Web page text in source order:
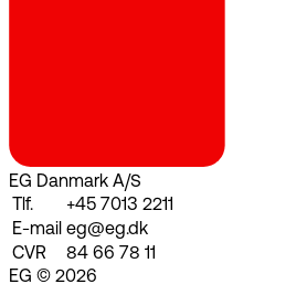
EG Danmark A/S
Tlf.
+45 7013 2211
E-mail eg@eg.dk
CVR
84 66 78 11
EG © 2026